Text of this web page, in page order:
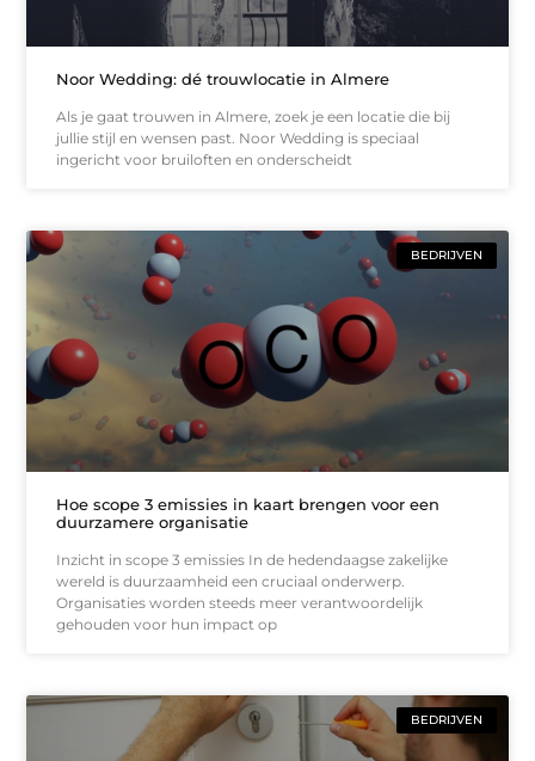
Noor Wedding: dé trouwlocatie in Almere
Als je gaat trouwen in Almere, zoek je een locatie die bij
jullie stijl en wensen past. Noor Wedding is speciaal
ingericht voor bruiloften en onderscheidt
BEDRIJVEN
Hoe scope 3 emissies in kaart brengen voor een
duurzamere organisatie
Inzicht in scope 3 emissies In de hedendaagse zakelijke
wereld is duurzaamheid een cruciaal onderwerp.
Organisaties worden steeds meer verantwoordelijk
gehouden voor hun impact op
BEDRIJVEN